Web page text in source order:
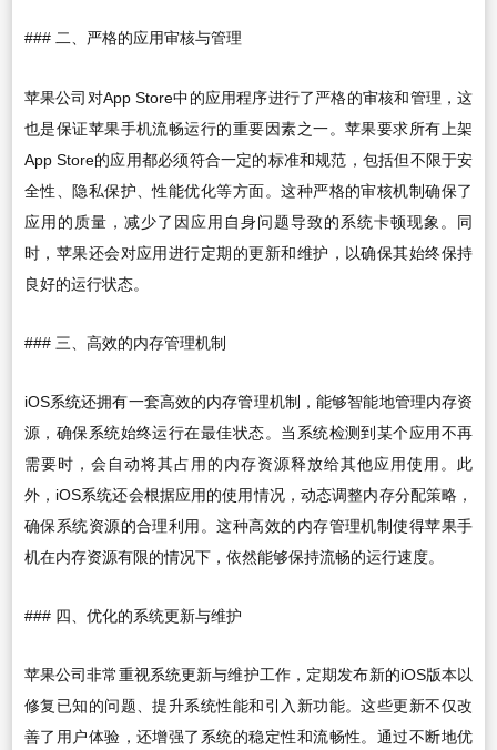
### 二、严格的应用审核与管理
苹果公司对App Store中的应用程序进行了严格的审核和管理，这
也是保证苹果手机流畅运行的重要因素之一。苹果要求所有上架
App Store的应用都必须符合一定的标准和规范，包括但不限于安
全性、隐私保护、性能优化等方面。这种严格的审核机制确保了
应用的质量，减少了因应用自身问题导致的系统卡顿现象。同
时，苹果还会对应用进行定期的更新和维护，以确保其始终保持
良好的运行状态。
### 三、高效的内存管理机制
iOS系统还拥有一套高效的内存管理机制，能够智能地管理内存资
源，确保系统始终运行在最佳状态。当系统检测到某个应用不再
需要时，会自动将其占用的内存资源释放给其他应用使用。此
外，iOS系统还会根据应用的使用情况，动态调整内存分配策略，
确保系统资源的合理利用。这种高效的内存管理机制使得苹果手
机在内存资源有限的情况下，依然能够保持流畅的运行速度。
### 四、优化的系统更新与维护
苹果公司非常重视系统更新与维护工作，定期发布新的iOS版本以
修复已知的问题、提升系统性能和引入新功能。这些更新不仅改
善了用户体验，还增强了系统的稳定性和流畅性。通过不断地优